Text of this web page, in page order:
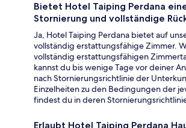
Bietet Hotel Taiping Perdana
Stornierung und vollständige
Ja, Hotel Taiping Perdana bietet auf
vollständig erstattungsfähige Zimmer.
vollständig erstattungsfähigen
kannst du bis wenige Tage vor deiner
nach Stornierungsrichtlinie der
Einzelheiten zu den Bedingungen der
findest du in deren
Erlaubt Hotel Taiping Perdana